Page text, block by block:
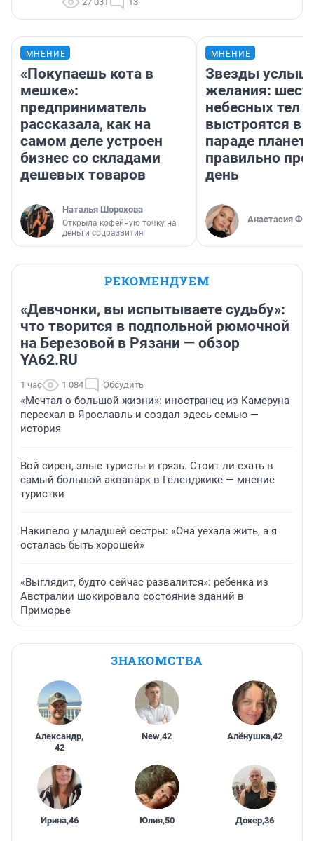
МНЕНИЕ
«Покупаешь кота в
мешке»:
предприниматель
рассказала, как на
самом деле устроен
бизнес со складами
дешевых товаров
Наталья Шорохова
Открыла кофейную точку на
деньги соцразвития
МНЕНИЕ
Звезды
желания:
небесных тел
выстроятся в
параде планет
правильно
день
Анастасия
РЕКОМЕНДУЕМ
«Девчонки, вы испытываете судьбу»:
что творится в подпольной рюмочной
на Березовой в Рязани — обзор
YA62.RU
1 час 1 084 Обсудить
«Мечтал о большой жизни»: иностранец из Камеруна
переехал в Ярославль и создал здесь семью —
история
Вой сирен, злые туристы и грязь. Стоит ли ехать в
самый большой аквапарк в Геленджике — мнение
туристки
Накипело у младшей сестры: «Она уехала жить, а я
осталась быть хорошей»
«Выглядит, будто сейчас развалится»: ребенка из
Австралии шокировало состояние зданий в
Приморье
ЗНАКОМСТВА
Александр,
42
New,42 Алёнушка,42
Ирина,46 Юлия,50 Докер,36